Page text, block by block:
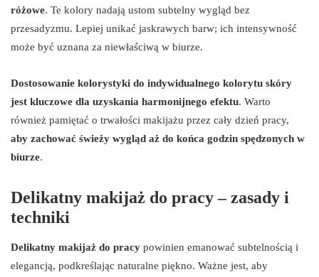
różowe. Te kolory nadają ustom subtelny wygląd bez
przesadyzmu. Lepiej unikać jaskrawych barw; ich intensywność
może być uznana za niewłaściwą w biurze.
Dostosowanie kolorystyki do indywidualnego kolorytu skóry
jest kluczowe dla uzyskania harmonijnego efektu. Warto
również pamiętać o trwałości makijażu przez cały dzień pracy,
aby zachować świeży wygląd aż do końca godzin spędzonych w
biurze.
Delikatny makijaż do pracy – zasady i
techniki
Delikatny makijaż do pracy powinien emanować subtelnością i
elegancją, podkreślając naturalne piękno. Ważne jest, aby